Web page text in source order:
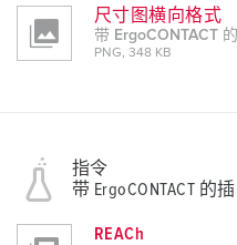
尺寸图横向格式
带 ErgoCONTACT
PNG, 348 KB
指令
带 ErgoCONTACT 的
REACh